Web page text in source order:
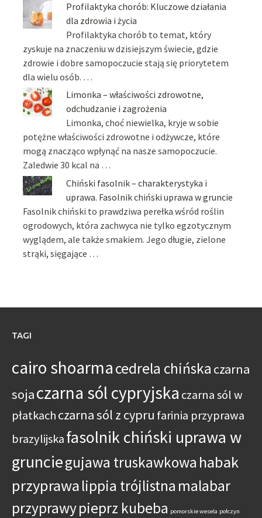
Profilaktyka chorób: Kluczowe działania
dla zdrowia i życia
Profilaktyka chorób to temat, który
zyskuje na znaczeniu w dzisiejszym świecie, gdzie
zdrowie i dobre samopoczucie stają się priorytetem
dla wielu osób. …
Limonka – właściwości zdrowotne,
odchudzanie i zagrożenia
Limonka, choć niewielka, kryje w sobie
potężne właściwości zdrowotne i odżywcze, które
mogą znacząco wpłynąć na nasze samopoczucie.
Zaledwie 30 kcal na …
Chiński fasolnik – charakterystyka i
uprawa. Fasolnik chiński uprawa w gruncie
Fasolnik chiński to prawdziwa perełka wśród roślin
ogrodowych, która zachwyca nie tylko egzotycznym
wyglądem, ale także smakiem. Jego długie, zielone
strąki, sięgające …
TAGI
cairo shoarmacedrela chińska czarna
sojaczarna sól cypryjska czarna sól w
płatkachczarna sól z cypru farinia przyprawa
brazylijskafasolnik chiński uprawa w
grunciegujawa truskawkowa habak
przyprawalippia trójlistna malabar
przyprawypieprz kubeba pomorskie wesela połczyn